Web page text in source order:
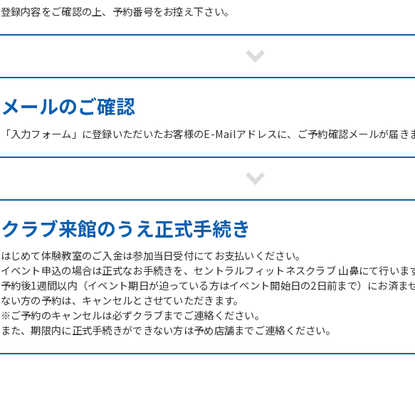
登録内容をご確認の上、予約番号をお控え下さい。
メールのご確認
「入力フォーム」に登録いただいたお客様のE-Mailアドレスに、ご予約確認メールが届き
クラブ来館のうえ正式手続き
はじめて体験教室のご入金は参加当日受付にてお支払いください。
イベント申込の場合は正式なお手続きを、セントラルフィットネスクラブ 山鼻にて行いま
予約後1週間以内（イベント期日が迫っている方はイベント開始日の2日前まで）にお済ま
ない方の予約は、キャンセルとさせていただきます。
※ご予約のキャンセルは必ずクラブまでご連絡ください。
また、期限内に正式手続きができない方は予め店舗までご連絡ください。